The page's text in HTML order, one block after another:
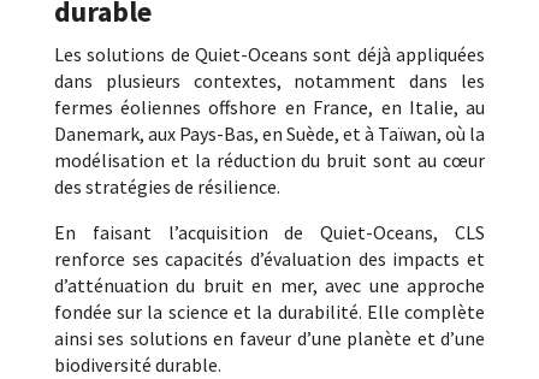
durable
Les solutions de Quiet-Oceans sont déjà appliquées
dans plusieurs contextes, notamment dans les
fermes éoliennes offshore en France, en Italie, au
Danemark, aux Pays-Bas, en Suède, et à Taïwan, où la
modélisation et la réduction du bruit sont au cœur
des stratégies de résilience.
En faisant l’acquisition de Quiet-Oceans, CLS
renforce ses capacités d’évaluation des impacts et
d’atténuation du bruit en mer, avec une approche
fondée sur la science et la durabilité. Elle complète
ainsi ses solutions en faveur d’une planète et d’une
biodiversité durable.